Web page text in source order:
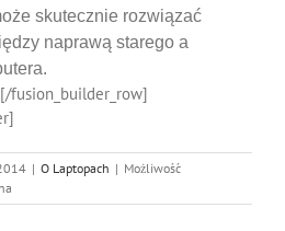
skutecznie rozwiązać
naprawą starego a
fusion_builder_row]
| O Laptopach | Możliwość